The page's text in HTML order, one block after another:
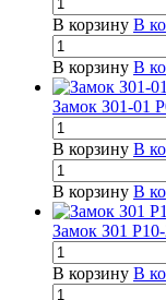
В корзину В
В корзину В
Замок З01-01
В корзину В
В корзину В
Замок З01
В корзину В